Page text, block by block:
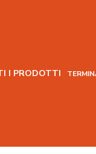
I PRODOTTI